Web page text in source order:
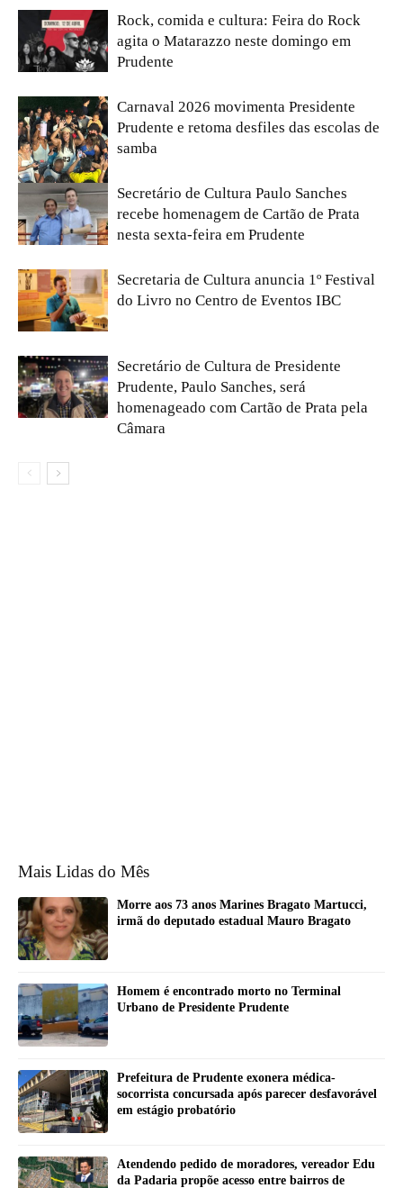
Rock, comida e cultura: Feira do Rock
agita o Matarazzo neste domingo em
Prudente
Carnaval 2026 movimenta Presidente
Prudente e retoma desfiles das escolas de
samba
Secretário de Cultura Paulo Sanches
recebe homenagem de Cartão de Prata
nesta sexta-feira em Prudente
Secretaria de Cultura anuncia 1º Festival
do Livro no Centro de Eventos IBC
Secretário de Cultura de Presidente
Prudente, Paulo Sanches, será
homenageado com Cartão de Prata pela
Câmara
Mais Lidas do Mês
Morre aos 73 anos Marines Bragato Martucci,
irmã do deputado estadual Mauro Bragato
Homem é encontrado morto no Terminal
Urbano de Presidente Prudente
Prefeitura de Prudente exonera médica-
socorrista concursada após parecer desfavorável
em estágio probatório
Atendendo pedido de moradores, vereador Edu
da Padaria propõe acesso entre bairros de